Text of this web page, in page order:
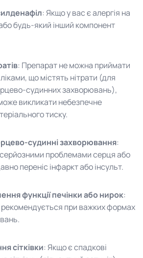
: Якщо у вас є алергія на
будь-який інший компонент
: Препарат не можна приймати
що містять нітрати (для
судинних захворювань),
викликати небезпечне
тиску.
судинні захворювання:
проблемами серця або
переніс інфаркт або інсульт.
функції печінки або нирок:
при важких формах
сітківки: Якщо є спадкові